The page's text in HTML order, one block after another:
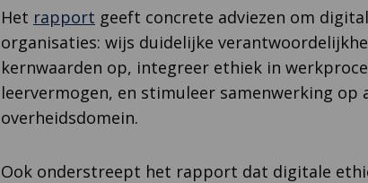
Het rapport geeft concrete adviezen om
organisaties: wijs duidelijke
kernwaarden op, integreer ethiek in
leervermogen, en stimuleer samenwerking
overheidsdomein.
Ook onderstreept het rapport dat digitale